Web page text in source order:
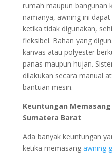
rumah maupun bangunan
namanya, awning ini
ketika tidak digunakan,
fleksibel. Bahan yang
kanvas atau polyester
panas maupun hujan.
dilakukan secara manual
bantuan mesin.
Keuntungan
Sumatera Barat
Ada banyak keuntungan
ketika memasang awning